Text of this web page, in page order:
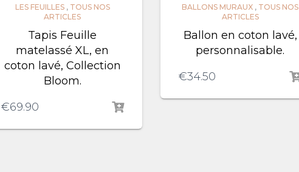
LES FEUILLES, TOUS NOS
ARTICLES
Tapis Feuille
matelassé XL, en
coton lavé, Collection
Bloom.
€69.90
BALLONS MURAUX , TOUS NOS
ARTICLES
Ballon en coton lavé,
personnalisable.
€34.50